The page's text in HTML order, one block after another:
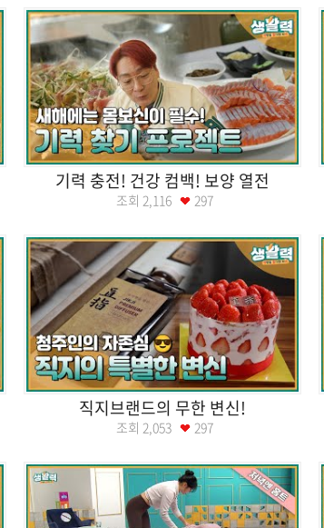
기력 충전! 건강 컴백! 보양 열전
조회 2,116 297
직지브랜드의 무한 변신!
조회 2,053 297